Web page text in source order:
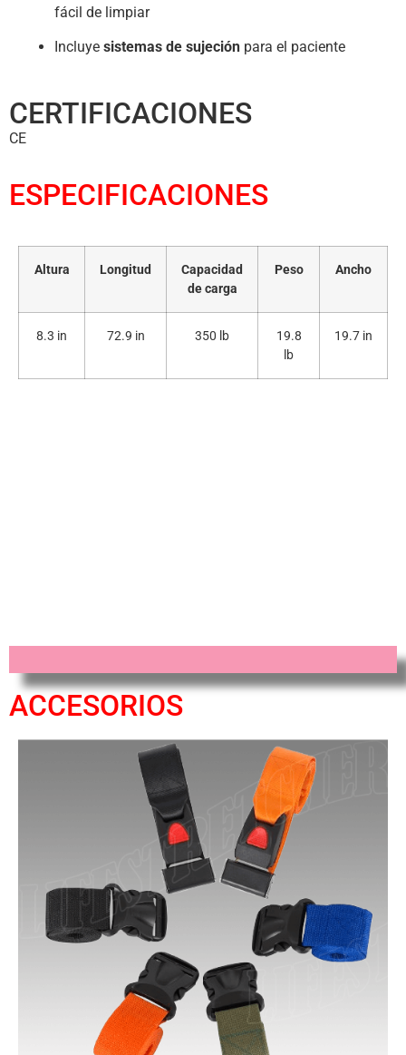
fácil de limpiar
Incluye sistemas de sujeción para el paciente
CERTIFICACIONES
CE
ESPECIFICACIONES
Altura Longitud
Capacidad
de carga
Peso Ancho
8.3 in 72.9 in 350 lb
19.8
lb
19.7 in
ACCESORIOS